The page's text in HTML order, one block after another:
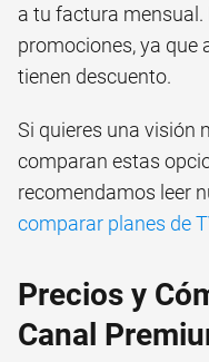
a tu factura mensual.
promociones, ya que
tienen descuento.
Si quieres una visión
comparan estas
recomendamos leer
comparar planes de
Precios y
Canal